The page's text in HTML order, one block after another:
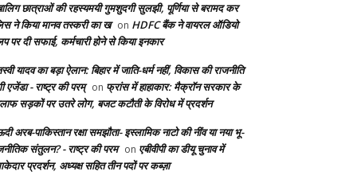
छात्राओं की रहस्यमयी गुमशुदगी सुलझी, पूर्णिया से बरामद कर
ने किया मानव तस्करी का ख on HDFC बैंक ने वायरल ऑडियो
पर दी सफाई, कर्मचारी होने से किया इनकार
यादव का बड़ा ऐलान: बिहार में जाति-धर्म नहीं, विकास की राजनीति
एजेंडा - राष्ट्र की परम् on फ्रांस में हाहाकार: मैक्रॉन सरकार के
सड़कों पर उतरे लोग, बजट कटौती के विरोध में प्रदर्शन
अरब-पाकिस्तान रक्षा समझौता- इस्लामिक नाटो की नींव या नया भू-
संतुलन? - राष्ट्र की परम on एबीवीपी का डीयू चुनाव में
प्रदर्शन, अध्यक्ष सहित तीन पदों पर कब्ज़ा